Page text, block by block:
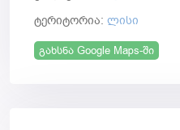
ტერიტორია: ლისი
გახსნა Google Maps-ში